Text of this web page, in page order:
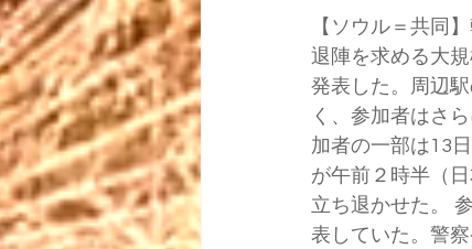
【ソウル＝共同
退陣を求める大
発表した。周辺
く、参加者はさ
加者の一部は13
が午前２時半（
立ち退かせた。
表していた。警